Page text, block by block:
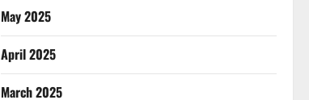
May 2025
April 2025
March 2025